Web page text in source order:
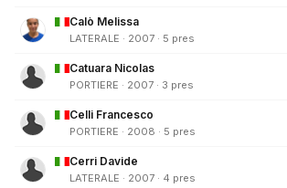
Calò Melissa
LATERALE · 2007 · 5 pres
Catuara Nicolas
PORTIERE · 2007 · 3 pres
Celli Francesco
PORTIERE · 2008 · 5 pres
Cerri Davide
LATERALE · 2007 · 4 pres